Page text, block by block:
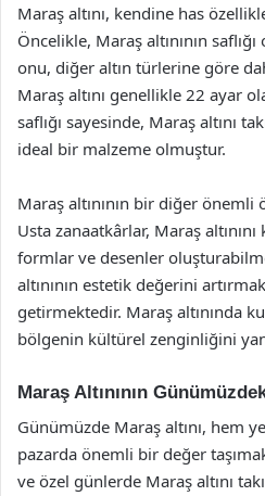
Maraş altını, kendine has
Öncelikle, Maraş altınının
onu, diğer altın türlerine göre
Maraş altını genellikle 22 ayar
saflığı sayesinde, Maraş altını
ideal bir malzeme olmuştur.
Maraş altınının bir diğer
Usta zanaatkârlar, Maraş
formlar ve desenler
altınının estetik değerini
getirmektedir. Maraş altınında
bölgenin kültürel zenginliğini
Maraş Altınının
Günümüzde Maraş altını, hem
pazarda önemli bir değer
ve özel günlerde Maraş altını